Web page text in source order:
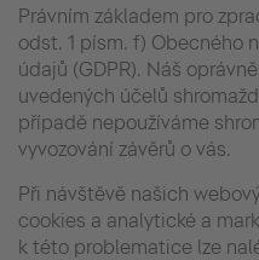
Právním základem pro
odst. 1 písm. f) Obecného
údajů (GDPR). Náš
uvedených účelů
případě nepoužíváme
vyvozování závěrů o vás.
Při návštěvě našich
cookies a analytické a
k této problematice lze